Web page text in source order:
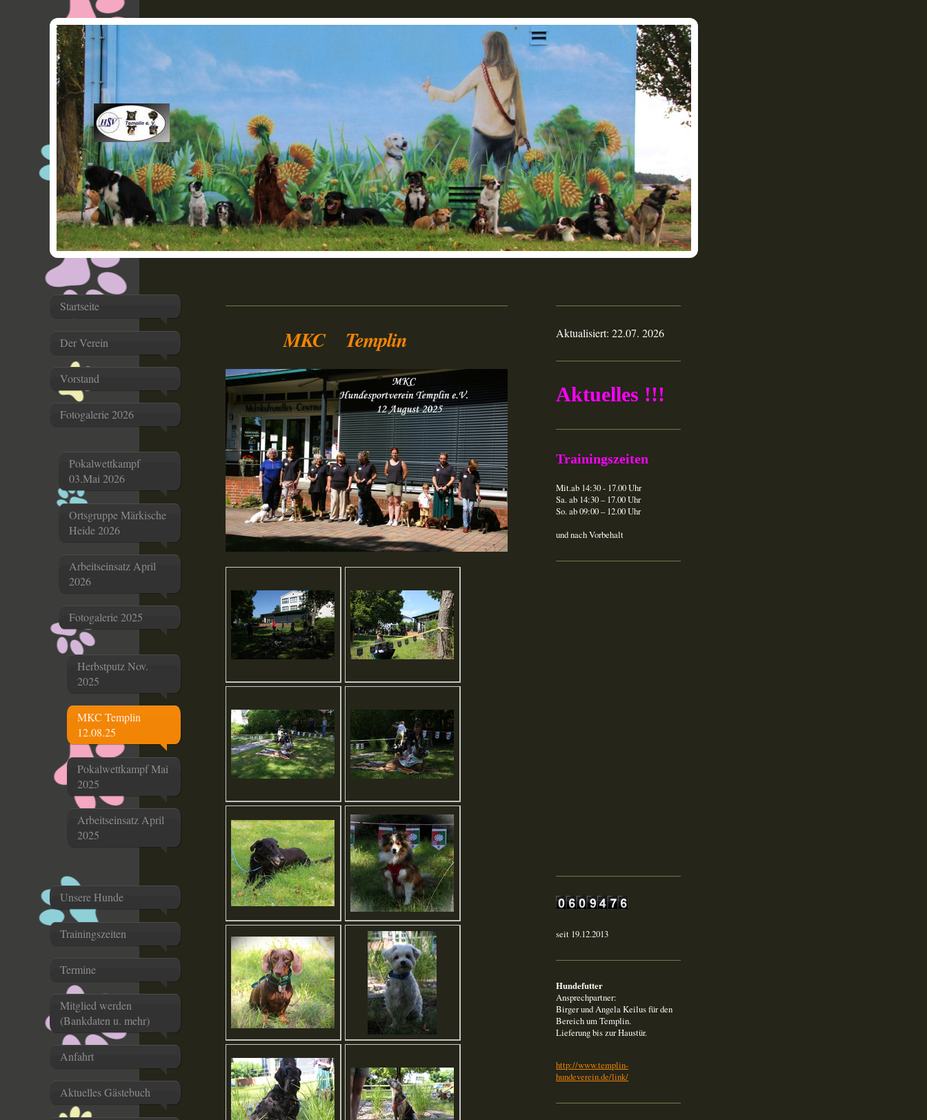
Startseite
Der Verein
Vorstand
Fotogalerie 2026
Pokalwettkampf
03.Mai 2026
Ortsgruppe Märkische
Heide 2026
Arbeitseinsatz April
2026
Fotogalerie 2025
Herbstputz Nov.
2025
MKC Templin
12.08.25
Pokalwettkampf Mai
2025
Arbeitseinsatz April
2025
Unsere Hunde
Trainingszeiten
Termine
Mitglied werden
(Bankdaten u. mehr)
Anfahrt
Aktuelles Gästebuch
MKC Templin Aktualisiert: 22.07. 2026
Aktuelles !!!
Trainingszeiten
Mit.ab 14:30 - 17.00 Uhr
Sa. ab 14:30 – 17.00 Uhr
So. ab 09:00 – 12.00 Uhr
und nach Vorbehalt
seit 19.12.2013
Hundefutter
Ansprechpartner:
Birger und Angela Keilus für den
Bereich um Templin.
Lieferung bis zur Haustür.
http://www.templin-
hundeverein.de/link/